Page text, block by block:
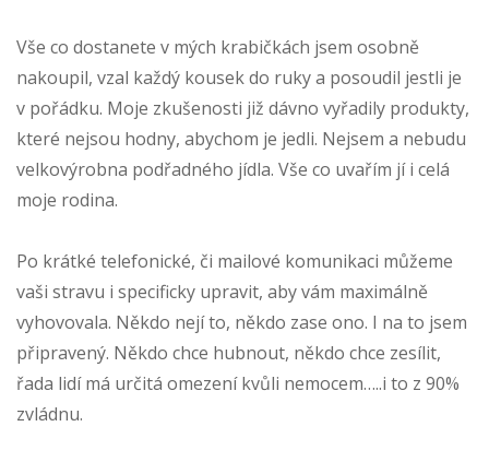
Vše co dostanete v mých krabičkách jsem osobně
nakoupil, vzal každý kousek do ruky a posoudil jestli je
v pořádku. Moje zkušenosti již dávno vyřadily produkty,
které nejsou hodny, abychom je jedli. Nejsem a nebudu
velkovýrobna podřadného jídla. Vše co uvařím jí i celá
moje rodina.
Po krátké telefonické, či mailové komunikaci můžeme
vaši stravu i specificky upravit, aby vám maximálně
vyhovovala. Někdo nejí to, někdo zase ono. I na to jsem
připravený. Někdo chce hubnout, někdo chce zesílit,
řada lidí má určitá omezení kvůli nemocem…..i to z 90%
zvládnu.